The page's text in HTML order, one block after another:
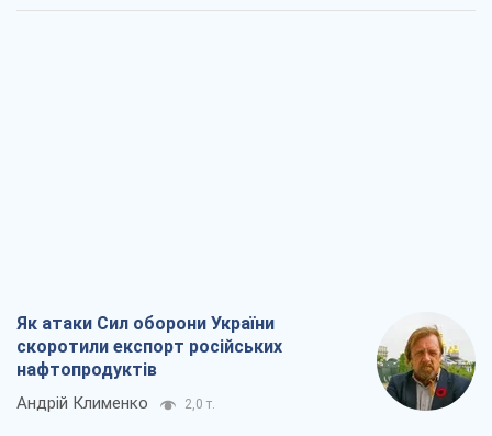
Як атаки Сил оборони України
скоротили експорт російських
нафтопродуктів
Андрій Клименко 2,0 т.